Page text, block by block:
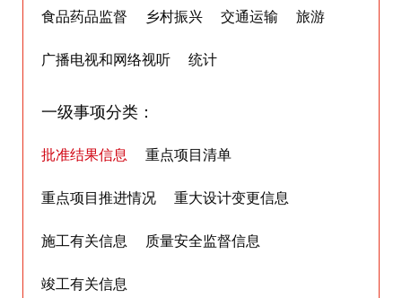
食品药品监督 乡村振兴 交通运输 旅游
广播电视和网络视听 统计
一级事项分类：
批准结果信息 重点项目清单
重点项目推进情况 重大设计变更信息
施工有关信息 质量安全监督信息
竣工有关信息